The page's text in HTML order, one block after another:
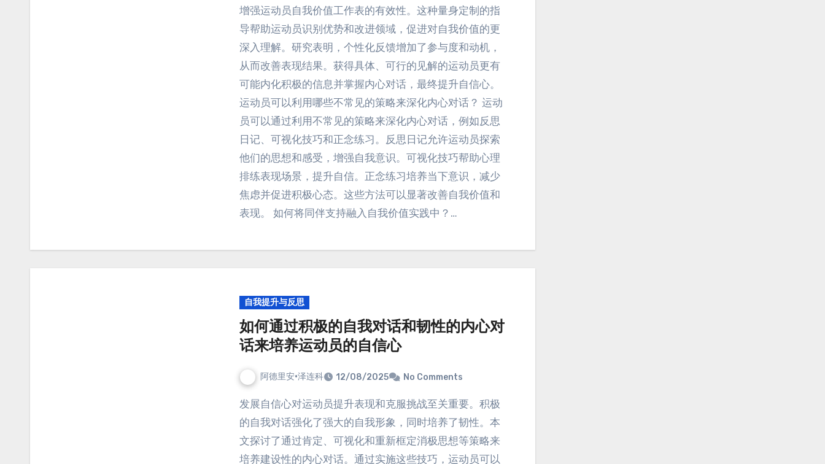
增强运动员自我价值工作表的有效性。这种量身定制的指
导帮助运动员识别优势和改进领域，促进对自我价值的更
深入理解。研究表明，个性化反馈增加了参与度和动机，
从而改善表现结果。获得具体、可行的见解的运动员更有
可能内化积极的信息并掌握内心对话，最终提升自信心。
运动员可以利用哪些不常见的策略来深化内心对话？ 运动
员可以通过利用不常见的策略来深化内心对话，例如反思
日记、可视化技巧和正念练习。反思日记允许运动员探索
他们的思想和感受，增强自我意识。可视化技巧帮助心理
排练表现场景，提升自信。正念练习培养当下意识，减少
焦虑并促进积极心态。这些方法可以显著改善自我价值和
表现。 如何将同伴支持融入自我价值实践中？…
自我提升与反思
如何通过积极的自我对话和韧性的内心对
话来培养运动员的自信心
阿德里安·泽连科 12/08/2025 No Comments
发展自信心对运动员提升表现和克服挑战至关重要。积极
的自我对话强化了强大的自我形象，同时培养了韧性。本
文探讨了通过肯定、可视化和重新框定消极思想等策略来
培养建设性的内心对话。通过实施这些技巧，运动员可以